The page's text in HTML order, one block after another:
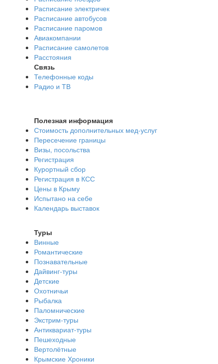
Расписание электричек
Расписание автобусов
Расписание паромов
Авиакомпании
Расписание самолетов
Расстояния
Связь
Телефонные коды
Радио и ТВ
Полезная информация
Стоимость дополнительных мед-услуг
Пересечение границы
Визы, посольства
Регистрация
Курортный сбор
Регистрация в КСС
Цены в Крыму
Испытано на себе
Календарь выставок
Туры
Винные
Романтические
Познавательные
Дайвинг-туры
Детские
Охотничьи
Рыбалка
Паломнические
Экстрим-туры
Антиквариат-туры
Пешеходные
Вертолётные
Крымские Хроники